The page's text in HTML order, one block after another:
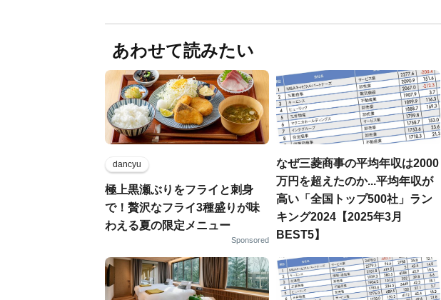
あわせて読みたい
dancyu
極上黒瀬ぶりをフライと刺身
で！贅沢なフライ3種盛りが味
わえる夏の限定メニュー
Sponsored
なぜ三菱商事の平均年収は2000
万円を超えたのか...平均年収が
高い「全国トップ500社」ラン
キング2024【2025年3月
BEST5】